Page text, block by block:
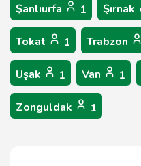
Şanlıurfa 1 Şırnak
Tokat 1 Trabzon
Uşak 1 Van 1
Zonguldak 1